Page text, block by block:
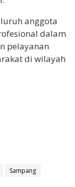
anggota
dalam
pelayanan
di wilayah
Sampang